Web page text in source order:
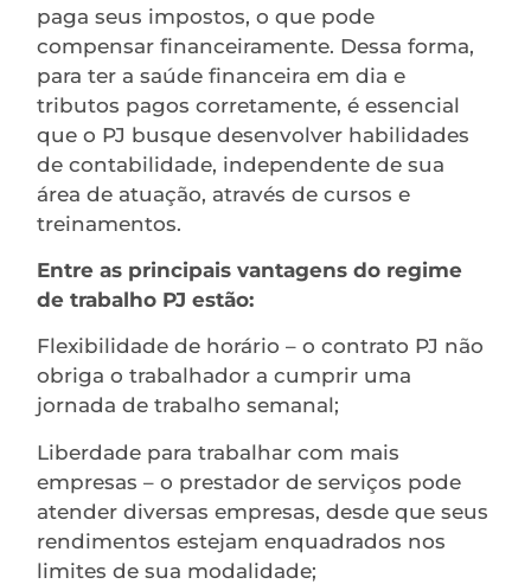
paga seus impostos, o que pode
compensar financeiramente. Dessa forma,
para ter a saúde financeira em dia e
tributos pagos corretamente, é essencial
que o PJ busque desenvolver habilidades
de contabilidade, independente de sua
área de atuação, através de cursos e
treinamentos.
Entre as principais vantagens do regime
de trabalho PJ estão:
Flexibilidade de horário – o contrato PJ não
obriga o trabalhador a cumprir uma
jornada de trabalho semanal;
Liberdade para trabalhar com mais
empresas – o prestador de serviços pode
atender diversas empresas, desde que seus
rendimentos estejam enquadrados nos
limites de sua modalidade;